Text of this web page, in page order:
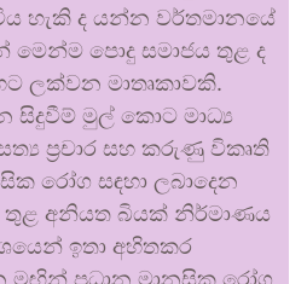
හැකි ද යන්න වර්තමානයේ
පොදු සමාජය තුළ ද
ලක්වන මාතෘකාවකි.
සිදුවීම් මුල් කොට මාධ්‍ය
ප්‍රචාර සහ කරුණු විකෘති
රෝග සඳහා ලබාදෙන
තුළ අනියත බියක් නිර්මාණය
ඉතා අහිතකර
ප්‍රධාන මානසික රෝග